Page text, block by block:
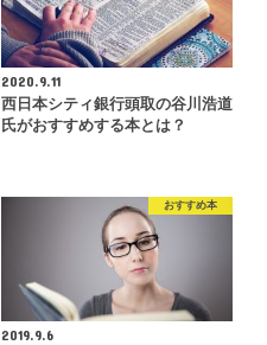
2020.9.11
西日本シティ銀行頭取の谷川浩道
氏がおすすめする本とは？
おすすめ本
2019.9.6